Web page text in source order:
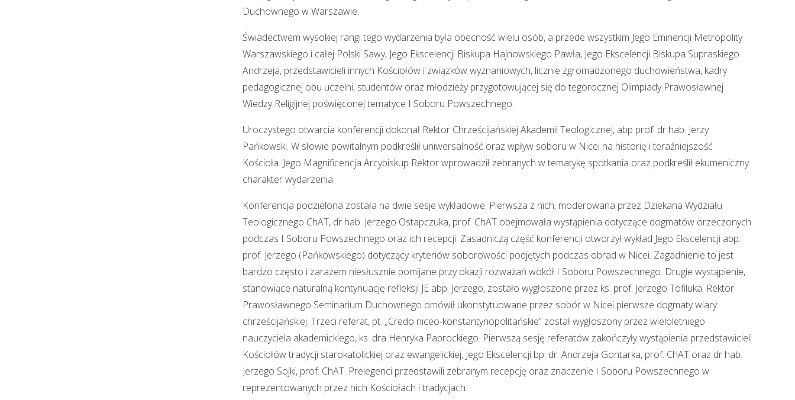
Duchownego w Warszawie.
Świadectwem wysokiej rangi tego wydarzenia była obecność wielu osób, a przede wszystkim Jego Eminencji Metropolity
Warszawskiego i całej Polski Sawy, Jego Ekscelencji Biskupa Hajnowskiego Pawła, Jego Ekscelencji Biskupa Supraskiego
Andrzeja, przedstawicieli innych Kościołów i związków wyznaniowych, licznie zgromadzonego duchowieństwa, kadry
pedagogicznej obu uczelni, studentów oraz młodzieży przygotowującej się do tegorocznej Olimpiady Prawosławnej
Wiedzy Religijnej poświęconej tematyce I Soboru Powszechnego.
Uroczystego otwarcia konferencji dokonał Rektor Chrześcijańskiej Akademii Teologicznej, abp prof. dr hab. Jerzy
Pańkowski. W słowie powitalnym podkreślił uniwersalność oraz wpływ soboru w Nicei na historię i teraźniejszość
Kościoła. Jego Magnificencja Arcybiskup Rektor wprowadził zebranych w tematykę spotkania oraz podkreślił ekumeniczny
charakter wydarzenia.
Konferencja podzielona została na dwie sesje wykładowe. Pierwsza z nich, moderowana przez Dziekana Wydziału
Teologicznego ChAT, dr hab. Jerzego Ostapczuka, prof. ChAT obejmowała wystąpienia dotyczące dogmatów orzeczonych
podczas I Soboru Powszechnego oraz ich recepcji. Zasadniczą część konferencji otworzył wykład Jego Ekscelencji abp.
prof. Jerzego (Pańkowskiego) dotyczący kryteriów soborowości podjętych podczas obrad w Nicei. Zagadnienie to jest
bardzo często i zarazem niesłusznie pomijane przy okazji rozważań wokół I Soboru Powszechnego. Drugie wystąpienie,
stanowiące naturalną kontynuację refleksji JE abp. Jerzego, zostało wygłoszone przez ks. prof. Jerzego Tofiluka. Rektor
Prawosławnego Seminarium Duchownego omówił ukonstytuowane przez sobór w Nicei pierwsze dogmaty wiary
chrześcijańskiej. Trzeci referat, pt. „Credo niceo-konstantynopolitańskie” został wygłoszony przez wieloletniego
nauczyciela akademickiego, ks. dra Henryka Paprockiego. Pierwszą sesję referatów zakończyły wystąpienia przedstawicieli
Kościołów tradycji starokatolickiej oraz ewangelickiej, Jego Ekscelencji bp. dr. Andrzeja Gontarka, prof. ChAT oraz dr hab.
Jerzego Sojki, prof. ChAT. Prelegenci przedstawili zebranym recepcję oraz znaczenie I Soboru Powszechnego w
reprezentowanych przez nich Kościołach i tradycjach.